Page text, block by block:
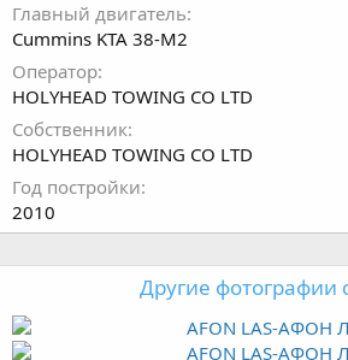
Главный двигатель
Cummins KTA 38-M2
Оператор
HOLYHEAD TOWING CO LTD
Собственник
HOLYHEAD TOWING CO LTD
Год постройки
2010
Другие фотографии